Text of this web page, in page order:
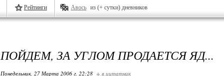
Рейтинги Авось из (+ сутки) дневников
ПОЙДЕМ, ЗА УГЛОМ ПРОДАЕТСЯ ЯД...
Понедельник, 27 Марта 2006 г. 22:28 + в цитатник